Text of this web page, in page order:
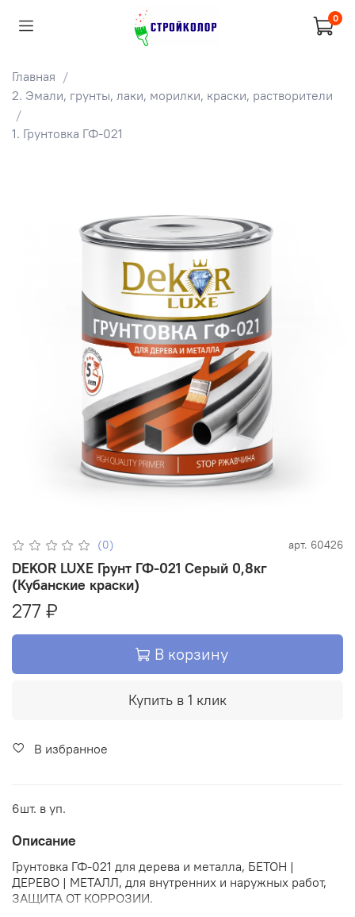
0
Главная
2. Эмали, грунты, лаки, морилки, краски, растворители
1. Грунтовка ГФ-021
(0) арт. 60426
DEKOR LUXE Грунт ГФ-021 Серый 0,8кг
(Кубанские краски)
277 ₽
В корзину
Купить в 1 клик
В избранное
6шт. в уп.
Описание
Грунтовка ГФ-021 для дерева и металла, БЕТОН |
ДЕРЕВО | МЕТАЛЛ, для внутренних и наружных работ,
ЗАЩИТА ОТ КОРРОЗИИ.